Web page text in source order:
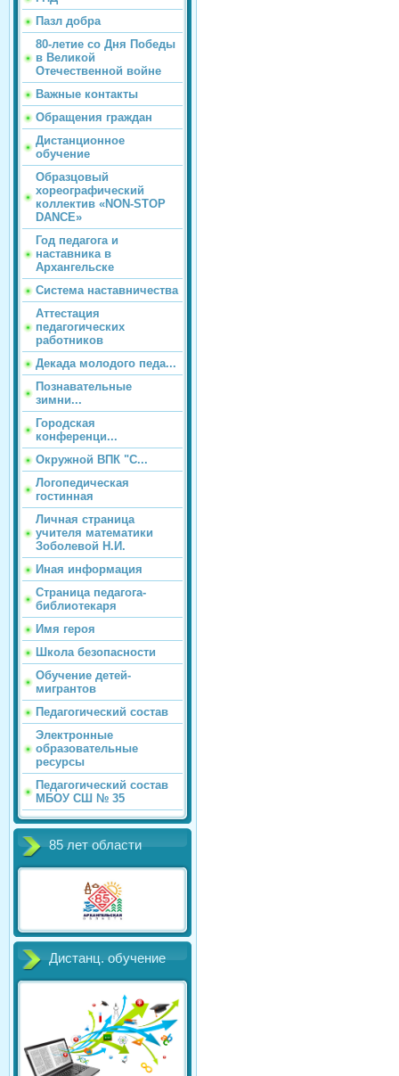
Пазл добра
80-летие со Дня Победы
в Великой
Отечественной войне
Важные контакты
Обращения граждан
Дистанционное
обучение
Образцовый
хореографический
коллектив «NON-STOP
DANCE»
Год педагога и
наставника в
Архангельске
Система наставничества
Аттестация
педагогических
работников
Декада молодого педа...
Познавательные
зимни...
Городская
конференци...
Окружной ВПК "С...
Логопедическая
гостинная
Личная страница
учителя математики
Зоболевой Н.И.
Иная информация
Страница педагога-
библиотекаря
Имя героя
Школа безопасности
Обучение детей-
мигрантов
Педагогический состав
Электронные
образовательные
ресурсы
Педагогический состав
МБОУ СШ № 35
85 лет области
Дистанц. обучение